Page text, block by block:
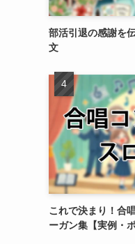
部活引退の感謝を
文
これで決まり！合
ーガン集【実例・